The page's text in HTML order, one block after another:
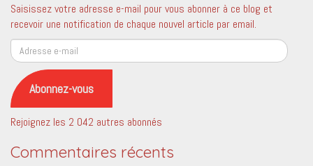
Saisissez votre adresse e-mail pour vous abonner à ce blog et
recevoir une notification de chaque nouvel article par email.
Adresse
e-
mail
Abonnez-vous
Rejoignez les 2 042 autres abonnés
Commentaires récents